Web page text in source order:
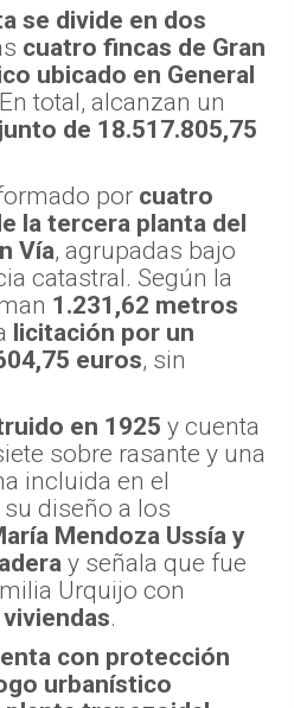
se divide en dos
cuatro fincas de Gran
ubicado en General
total, alcanzan un
de 18.517.805,75
por cuatro
la tercera planta del
Vía, agrupadas bajo
catastral. Según la
1.231,62 metros
licitación por un
euros, sin
en 1925 y cuenta
sobre rasante y una
incluida en el
diseño a los
Mendoza Ussía y
y señala que fue
Urquijo con
.
con protección
urbanístico